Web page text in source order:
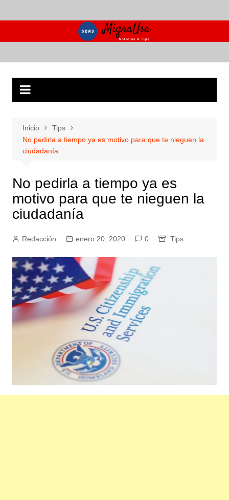
al
Inicio
Tips
No pedirla a tiempo ya es motivo para que te nieguen la
ciudadanía
No pedirla a tiempo ya es
motivo para que te nieguen la
ciudadanía
Redacción enero 20, 2020 0 Tips